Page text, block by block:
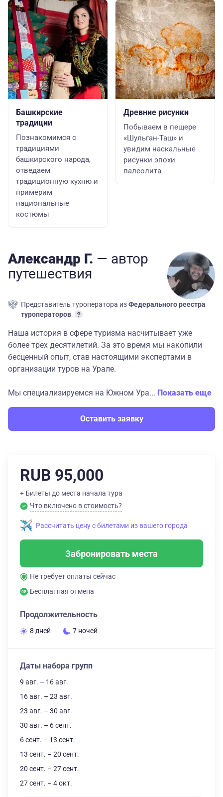
Башкирские
традиции
Познакомимся с
традициями
башкирского народа,
отведаем
традиционную кухню и
примерим
национальные
костюмы
Древние рисунки
Побываем в пещере
«Шульган-Таш» и
увидим наскальные
рисунки эпохи
палеолита
Aлександр Г. — автор
путешествия
Представитель туроператора изФедерального реестра
туроператоров
Наша история в сфере туризма насчитывает уже
более трех десятилетий. За это время мы накопили
бесценный опыт, став настоящими экспертами в
организации туров на Урале.
Мы специализируемся на Южном Ура... Показать еще
Оставить заявку
RUB 95,000
+ Билеты до места начала тура
Что включено в стоимость?
Рассчитать цену с билетами из вашего города
Забронировать места
Не требует оплаты сейчас
Бесплатная отмена
Продолжительность
8 дней 7 ночей
Даты набора групп
9 авг. – 16 авг.
16 авг. – 23 авг.
23 авг. – 30 авг.
30 авг. – 6 сент.
6 сент. – 13 сент.
13 сент. – 20 сент.
20 сент. – 27 сент.
27 сент. – 4 окт.